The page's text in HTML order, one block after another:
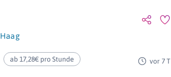
Haag
ab 17,28€ pro Stunde vor 7 T